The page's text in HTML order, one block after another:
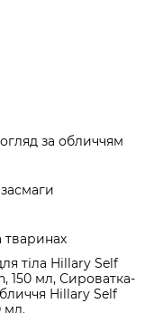
за обличчям
тваринах
тіла Hillary Self
150 мл, Сироватка-
Hillary Self
мл.